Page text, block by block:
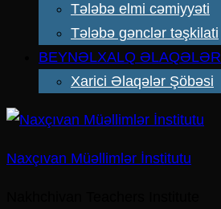
Tələbə elmi cəmiyyəti
Tələbə gənclər təşkilati
BEYNƏLXALQ ƏLAQƏLƏR
Xarici Əlaqələr Şöbəsi
Naxçıvan Müəllimlər İnstitutu